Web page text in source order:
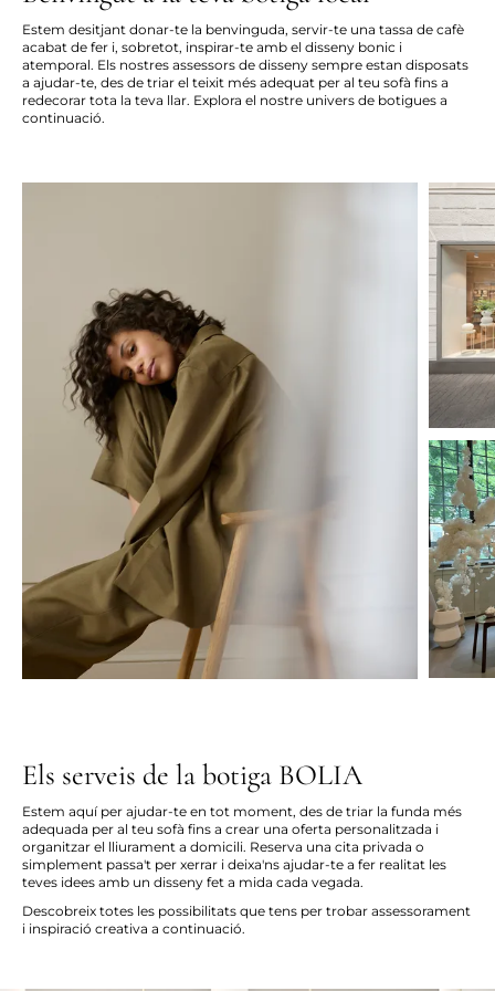
Estem desitjant donar-te la benvinguda, servir-te una tassa de cafè
acabat de fer i, sobretot, inspirar-te amb el disseny bonic i
atemporal. Els nostres assessors de disseny sempre estan disposats
a ajudar-te, des de triar el teixit més adequat per al teu sofà fins a
redecorar tota la teva llar. Explora el nostre univers de botigues a
continuació.
Els serveis de la botiga BOLIA
Estem aquí per ajudar-te en tot moment, des de triar la funda més
adequada per al teu sofà fins a crear una oferta personalitzada i
organitzar el lliurament a domicili. Reserva una cita privada o
simplement passa't per xerrar i deixa'ns ajudar-te a fer realitat les
teves idees amb un disseny fet a mida cada vegada.
Descobreix totes les possibilitats que tens per trobar assessorament
i inspiració creativa a continuació.